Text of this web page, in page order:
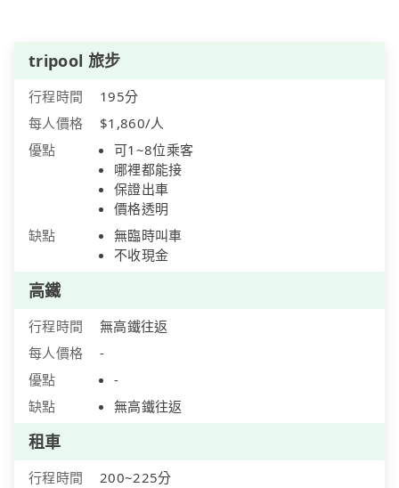
tripool 旅步
行程時間
195分
每人價格
$1,860/人
優點
可1~8位乘客
哪裡都能接
保證出車
價格透明
缺點
無臨時叫車
不收現金
高鐵
行程時間
無高鐵往返
每人價格
-
優點
-
缺點
無高鐵往返
租車
行程時間
200~225分